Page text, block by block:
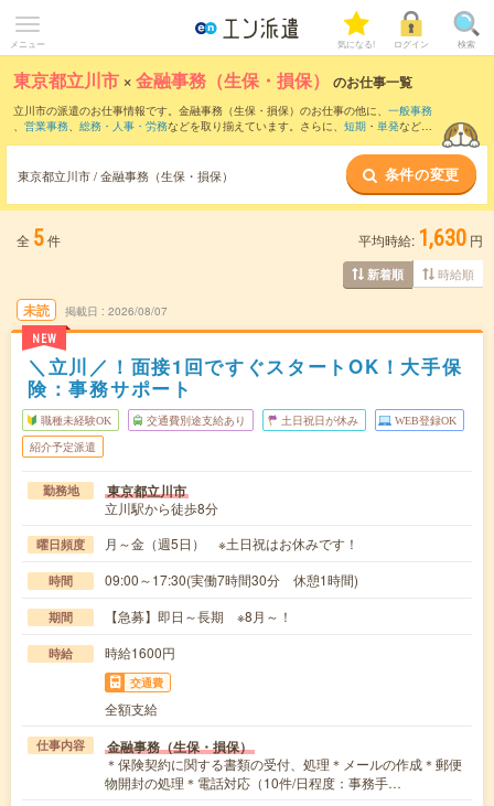
メニュー 気になる! ログイン 検索
東京都立川市 ×金融事務（生保・損保） のお仕事一覧
立川市の派遣のお仕事情報です。金融事務（生保・損保）のお仕事の他に、 一般事務
、 営業事務、 総務・人事・労務などを取り揃えています。さらに、 短期 ・ 単発などの
東京都立川市 / 金融事務（生保・損保） 条件の変更
全 5件 平均時給: 1,630 円
新着順 時給順
未読
NEW
掲載日 2026/08/07
＼立川／！面接1回ですぐスタートOK！大手保
険：事務サポート
職種未経験OK 交通費別途支給あり 土日祝日が休み WEB登録OK
紹介予定派遣
勤務地 東京都立川市
立川駅から徒歩8分
曜日頻度 月～金（週5日） ※土日祝はお休みです！
時間 09:00～17:30(実働7時間30分 休憩1時間)
期間 【急募】即日～長期 ※8月～！
時給 時給1600円
交通費
全額支給
仕事内容 金融事務（生保・損保）
＊保険契約に関する書類の受付、処理＊メールの作成＊郵便
物開封の処理＊電話対応（10件/日程度：事務手…